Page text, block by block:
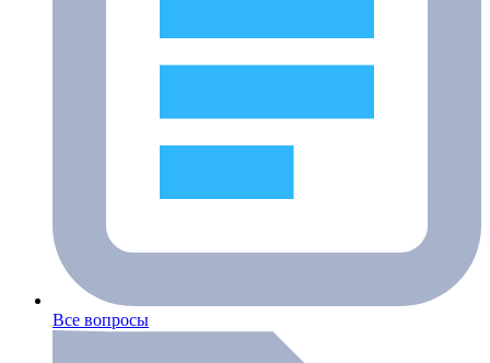
Все вопросы